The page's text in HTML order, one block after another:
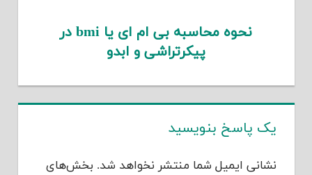
نحوه محاسبه بی ام ای یا bmi در
پیکرتراشی و ابدو
یک پاسخ بنویسید
نشانی ایمیل شما منتشر نخواهد شد. بخش‌های